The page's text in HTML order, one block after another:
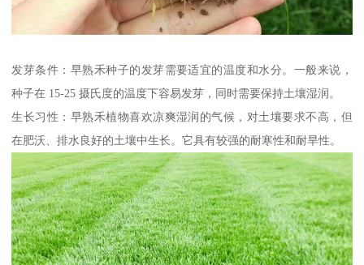
发芽条件：早熟禾种子的发芽需要适宜的温度和水分。一般来说，
种子在 15-25 摄氏度的温度下容易发芽，同时需要保持土壤湿润。
生长习性：早熟禾植物喜欢凉爽湿润的气候，对土壤要求不高，但
在肥沃、排水良好的土壤中生长。它具有较强的耐寒性和耐旱性。